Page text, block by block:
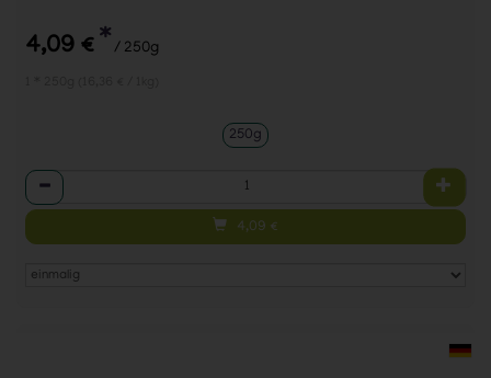
4,09 € * / 250g
250g
Anzahl
4,09 €